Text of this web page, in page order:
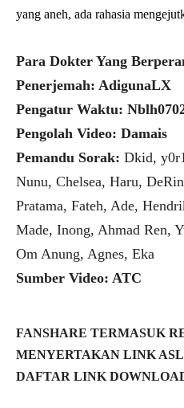
yang aneh, ada rahasia
Para Dokter Yang
Penerjemah: AdigunaLX
Pengatur Waktu:
Pengolah Video: Damais
Pemandu Sorak: Dkid,
Nunu, Chelsea, Haru,
Pratama, Fateh, Ade,
Made, Inong, Ahmad Ren,
Om Anung, Agnes, Eka
Sumber Video: ATC
FANSHARE TERMASUK
MENYERTAKAN LINK
DAFTAR LINK